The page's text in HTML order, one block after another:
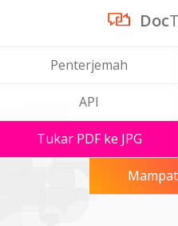
Doc
Penterjemah
API
Tukar PDF ke JPG